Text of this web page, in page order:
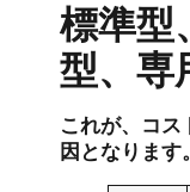
標準型
型、専
これが、コス
因となります